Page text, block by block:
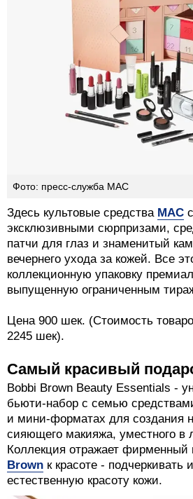
Фото: пресс-служба MAC
Здесь культовые средства MAC
эксклюзивными сюрпризами,
патчи для глаз и знаменитый
вечернего ухода за кожей. Все
коллекционную упаковку
выпущенную ограниченным
Цена 900 шек. (Стоимость
2245 шек).
Самый красивый
Bobbi Brown Beauty Essentials -
бьюти-набор с семью
и мини-форматах для создания
сияющего макияжа, уместного в
Коллекция отражает фирменный
Brown к красоте - подчеркивать
естественную красоту кожи.